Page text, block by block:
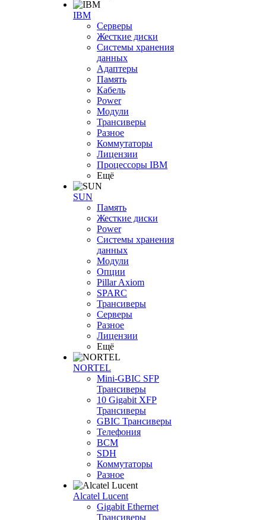
IBM
Серверы
Жесткие диски
Системы хранения
данных
Адаптеры
Память
Кабель
Power
Модули
Трансиверы
Разное
Коммутаторы
Лицензии
Процессоры IBM
Ещё
SUN
Память
Жесткие диски
Power
Системы хранения
данных
Модули
Опции
Pillar Axiom
SPARC
Трансиверы
Серверы
Разное
Лицензии
Ещё
NORTEL
Mini-GBIC SFP
Трансиверы
10 Gigabit XFP
Трансиверы
GBIC Трансиверы
Телефония
BCM
SDH
Коммутаторы
Разное
Alcatel Lucent
Gigabit Ethernet
Трансиверы